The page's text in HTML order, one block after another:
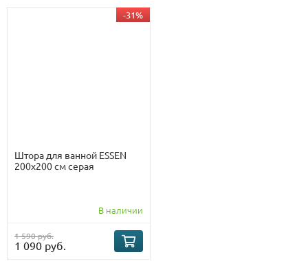
-31%
Штора для ванной ESSEN
200х200 см серая
В наличии
1 590 руб.
1 090 руб.